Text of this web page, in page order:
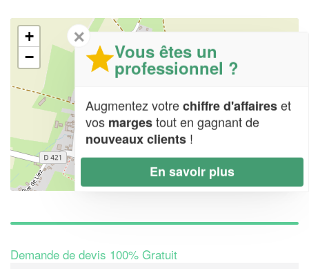
+
−
Leaflet| Map data ©OpenStreetMap contributors,CC-BY-SA
Demande de devis 100% Gratuit
✕
Vous êtes un
professionnel ?
Augmentez votrechiffre d'affaireset
vos margestout en gagnant de
nouveaux clients !
En savoir plus